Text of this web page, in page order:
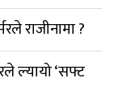
राजीनामा ?
ल्यायो ‘सफ्ट